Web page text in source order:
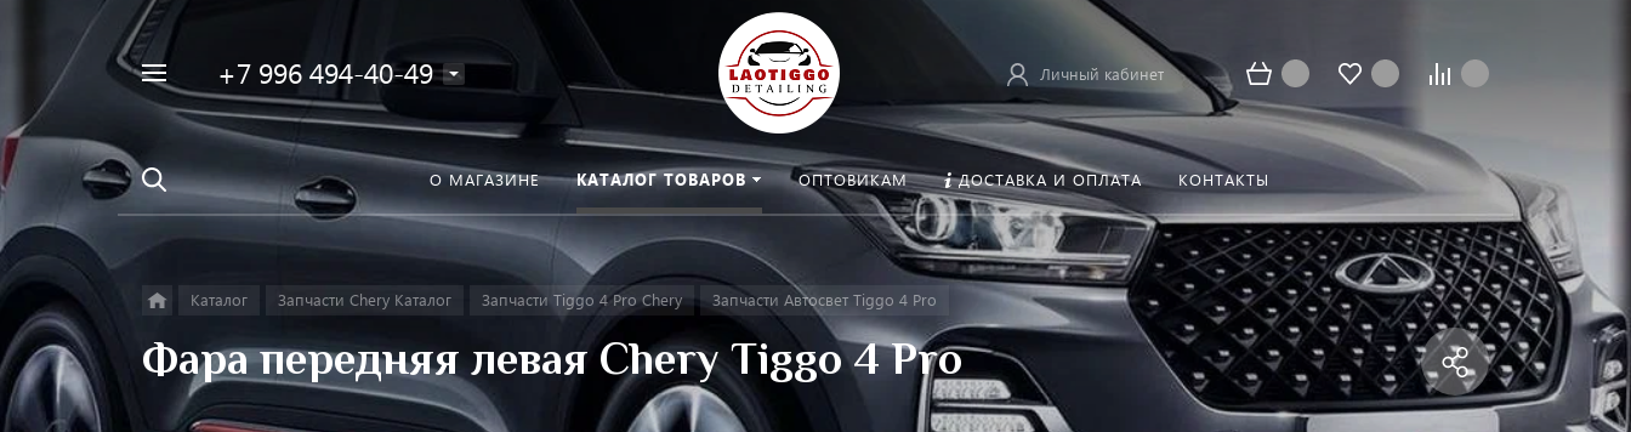
в каталоге
Найти
Например,
Фара
+7 996 494-40-49 Личный кабинет
О МАГАЗИНЕ КАТАЛОГ ТОВАРОВ ОПТОВИКАМ ДОСТАВКА И ОПЛАТА КОНТАКТЫ
Каталог Запчасти Chery Каталог Запчасти Tiggo 4 Pro Chery Запчасти Автосвет Tiggo 4 Pro
Фара передняя левая Chery Tiggo 4 Pro